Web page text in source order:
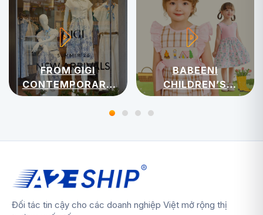
FROM GIGI
CONTEMPORARY
WOMENSWEAR
BABEENI
CHILDREN’S
APPAREL
Đối tác tin cậy cho các doanh nghiệp Việt mở rộng thị